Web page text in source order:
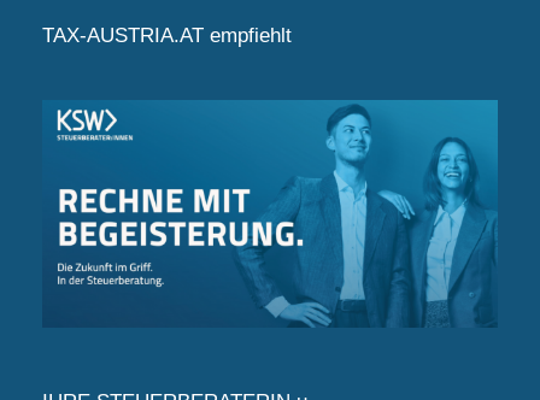
TAX-AUSTRIA.AT empfiehlt